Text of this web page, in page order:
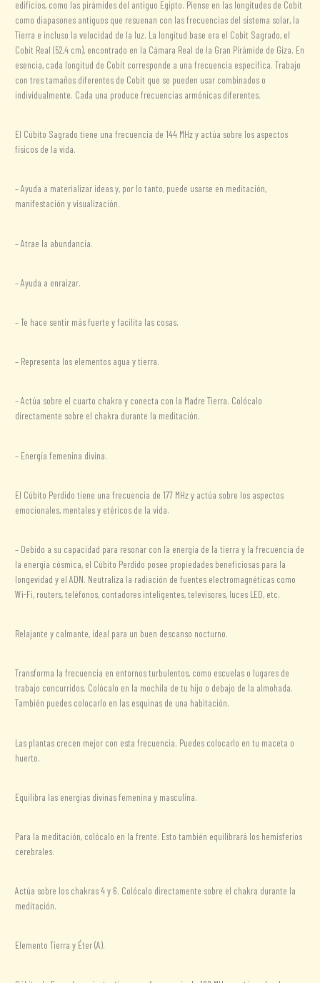
edificios, como las pirámides del antiguo Egipto. Piense en las longitudes de Cobit
como diapasones antiguos que resuenan con las frecuencias del sistema solar, la
Tierra e incluso la velocidad de la luz. La longitud base era el Cobit Sagrado, el
Cobit Real (52,4 cm), encontrado en la Cámara Real de la Gran Pirámide de Giza. En
esencia, cada longitud de Cobit corresponde a una frecuencia específica. Trabajo
con tres tamaños diferentes de Cobit que se pueden usar combinados o
individualmente. Cada una produce frecuencias armónicas diferentes.
El Cúbito Sagrado tiene una frecuencia de 144 MHz y actúa sobre los aspectos
físicos de la vida.
– Ayuda a materializar ideas y, por lo tanto, puede usarse en meditación,
manifestación y visualización.
– Atrae la abundancia.
– Ayuda a enraizar.
– Te hace sentir más fuerte y facilita las cosas.
– Representa los elementos agua y tierra.
– Actúa sobre el cuarto chakra y conecta con la Madre Tierra. Colócalo
directamente sobre el chakra durante la meditación.
– Energía femenina divina.
El Cúbito Perdido tiene una frecuencia de 177 MHz y actúa sobre los aspectos
emocionales, mentales y etéricos de la vida.
– Debido a su capacidad para resonar con la energía de la tierra y la frecuencia de
la energía cósmica, el Cúbito Perdido posee propiedades beneficiosas para la
longevidad y el ADN. Neutraliza la radiación de fuentes electromagnéticas como
Wi-Fi, routers, teléfonos, contadores inteligentes, televisores, luces LED, etc.
Relajante y calmante, ideal para un buen descanso nocturno.
Transforma la frecuencia en entornos turbulentos, como escuelas o lugares de
trabajo concurridos. Colócalo en la mochila de tu hijo o debajo de la almohada.
También puedes colocarlo en las esquinas de una habitación.
Las plantas crecen mejor con esta frecuencia. Puedes colocarlo en tu maceta o
huerto.
Equilibra las energías divinas femenina y masculina.
Para la meditación, colócalo en la frente. Esto también equilibrará los hemisferios
cerebrales.
Actúa sobre los chakras 4 y 6. Colócalo directamente sobre el chakra durante la
meditación.
Elemento Tierra y Éter (A).